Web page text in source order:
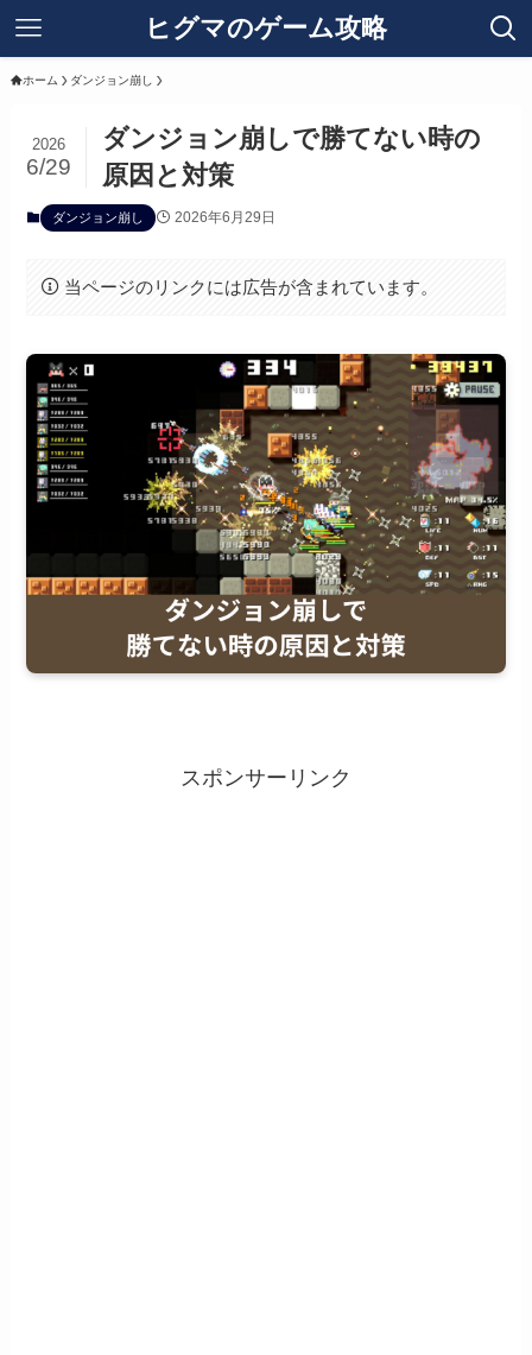
ヒグマのゲーム攻略
ホーム ダンジョン崩し
ダンジョン崩しで勝てない時の
原因と対策
2026
6/29
ダンジョン崩し 2026年6月29日
当ページのリンクには広告が含まれています。
スポンサーリンク